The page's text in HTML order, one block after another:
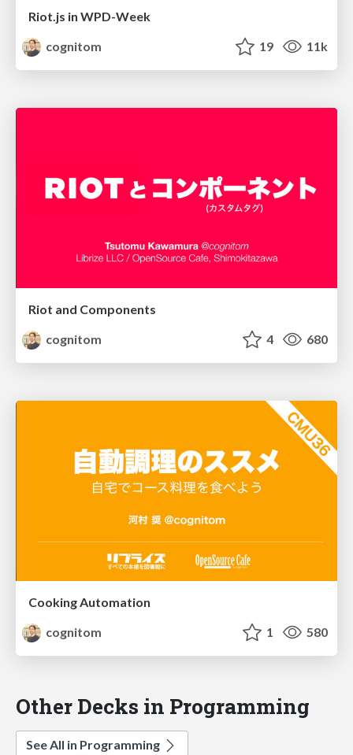
Riot.js in WPD-Week
cognitom
19 11k
Riot and Components
cognitom
4 680
Cooking Automation
cognitom
1 580
Other Decks in Programming
See All in Programming